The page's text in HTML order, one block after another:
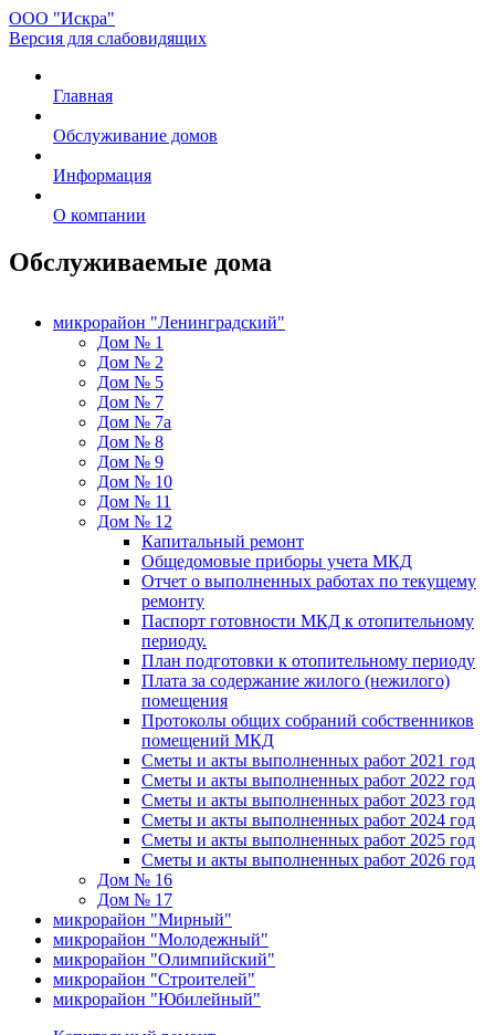
ООО "Искра"
Версия для слабовидящих
Главная
Обслуживание домов
Информация
О компании
Обслуживаемые дома
микрорайон "Ленинградский"
Дом № 1
Дом № 2
Дом № 5
Дом № 7
Дом № 7а
Дом № 8
Дом № 9
Дом № 10
Дом № 11
Дом № 12
Капитальный ремонт
Общедомовые приборы учета МКД
Отчет о выполненных работах по текущему
ремонту
Паспорт готовности МКД к отопительному
периоду.
План подготовки к отопительному периоду
Плата за содержание жилого (нежилого)
помещения
Протоколы общих собраний собственников
помещений МКД
Сметы и акты выполненных работ 2021 год
Сметы и акты выполненных работ 2022 год
Сметы и акты выполненных работ 2023 год
Сметы и акты выполненных работ 2024 год
Сметы и акты выполненных работ 2025 год
Сметы и акты выполненных работ 2026 год
Дом № 16
Дом № 17
микрорайон "Мирный"
микрорайон "Молодежный"
микрорайон "Олимпийский"
микрорайон "Строителей"
микрорайон "Юбилейный"